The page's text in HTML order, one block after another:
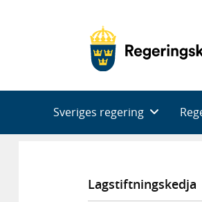
Sveriges regering
Lagstiftningskedja